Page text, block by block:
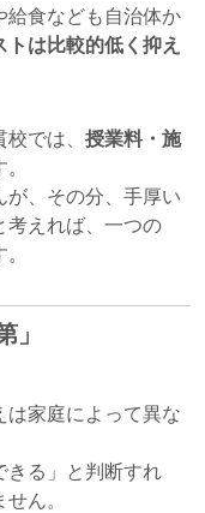
給食なども自治体か
トは比較的低く抑え
では、 授業料・施
が、その分、手厚い
考えれば、一つの
」
は家庭によって異な
きる」と判断すれ
ん。